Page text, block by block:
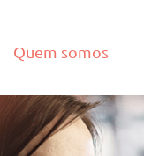
Quem somos